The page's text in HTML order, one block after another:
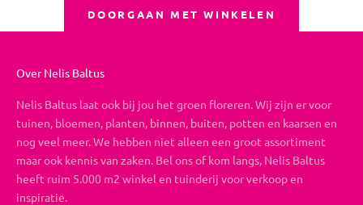
DOORGAAN MET WINKELEN
Over Nelis Baltus
Nelis Baltus laat ook bij jou het groen floreren. Wij zijn er voor
tuinen, bloemen, planten, binnen, buiten, potten en kaarsen en
nog veel meer. We hebben niet alleen een groot assortiment
maar ook kennis van zaken. Bel ons of kom langs, Nelis Baltus
heeft ruim 5.000 m2 winkel en tuinderij voor verkoop en
inspiratie.